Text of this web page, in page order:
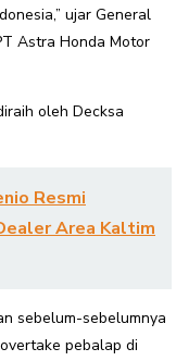
ujar General
Astra Honda Motor
oleh Decksa
Resmi
Area Kaltim
sebelum-sebelumnya
pebalap di